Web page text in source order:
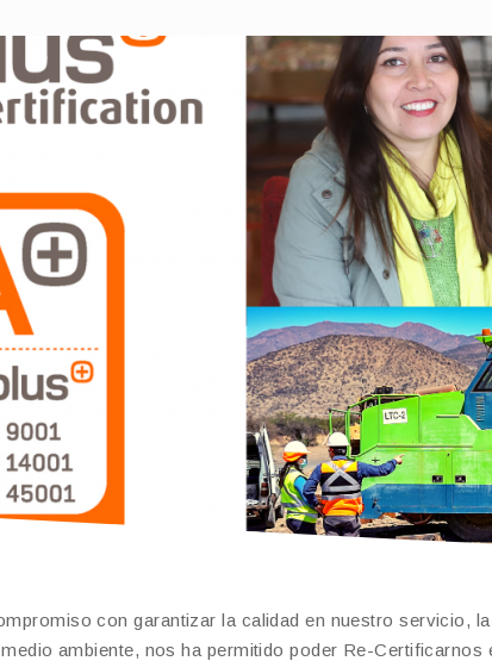
con garantizar la calidad en nuestro servicio,
ambiente, nos ha permitido poder Re-Certificarnos